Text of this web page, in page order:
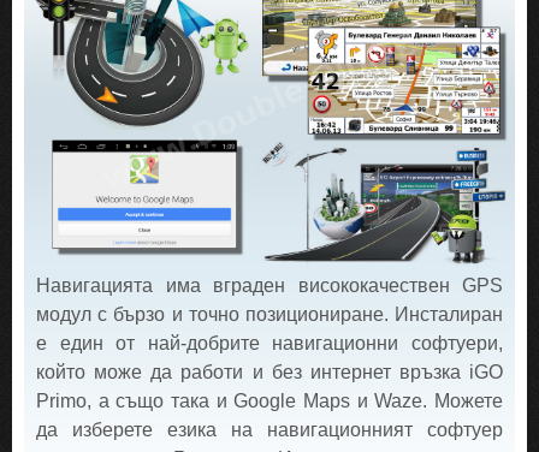
Навигацията има вграден висококачествен GPS
модул с бързо и точно позициониране. Инсталиран
е един от най-добрите навигационни софтуери,
който може да работи и без интернет връзка iGO
Primo, а също така и Google Maps и Waze. Можете
да изберете езика на навигационният софтуер